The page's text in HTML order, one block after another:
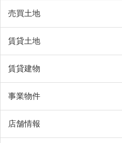
売買土地
賃貸土地
賃貸建物
事業物件
店舗情報